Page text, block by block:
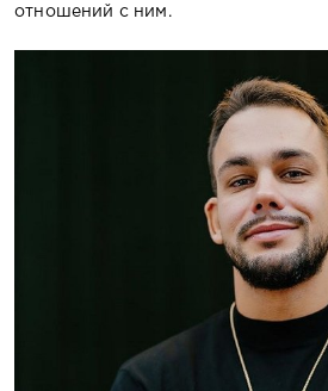
отношений с ним.